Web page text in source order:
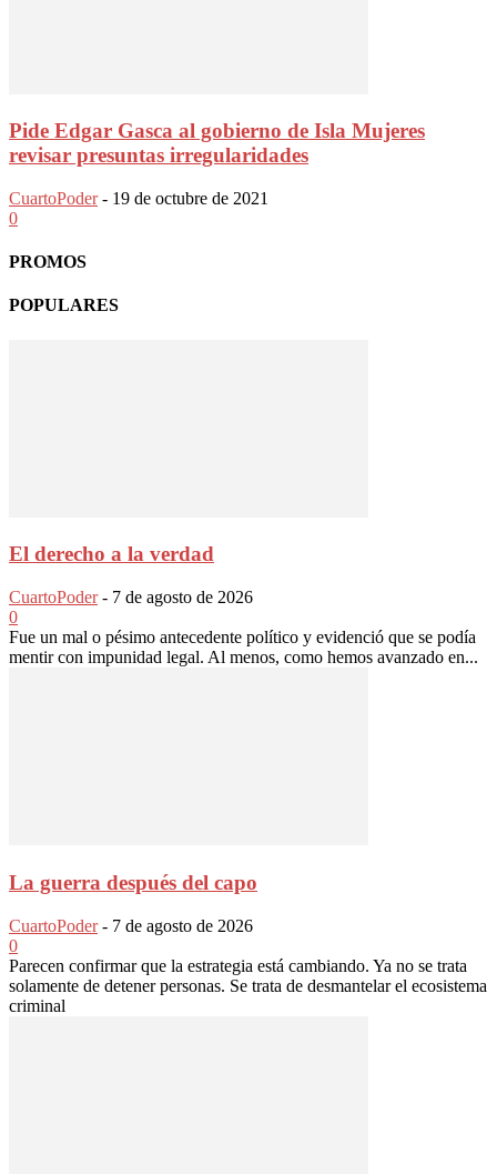
Pide Edgar Gasca al gobierno de Isla Mujeres
revisar presuntas irregularidades
CuartoPoder - 19 de octubre de 2021
0
PROMOS
POPULARES
El derecho a la verdad
CuartoPoder - 7 de agosto de 2026
0
Fue un mal o pésimo antecedente político y evidenció que se podía
mentir con impunidad legal. Al menos, como hemos avanzado en...
La guerra después del capo
CuartoPoder - 7 de agosto de 2026
0
Parecen confirmar que la estrategia está cambiando. Ya no se trata
solamente de detener personas. Se trata de desmantelar el ecosistema
criminal